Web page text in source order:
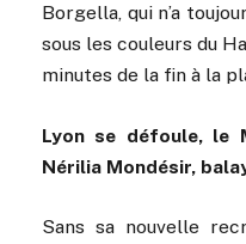
Borgella, qui n’a
sous les couleurs du
minutes de la fin à la
Lyon se défoule, le
Nérilia Mondésir,
Sans sa nouvelle